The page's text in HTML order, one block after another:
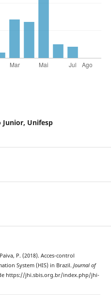
Junior, Unifesp
P. (2018). Acces-control
System (HIS) in Brazil. Journal of
https://jhi.sbis.org.br/index.php/jhi-